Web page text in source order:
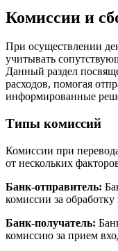
Комиссии и
При осуществлении
учитывать
Данный раздел
расходов, помогая
информированные
Типы комиссий
Комиссии при
от нескольких
Банк-отправитель:
комиссии за обработку
Банк-получатель:
комиссию за прием